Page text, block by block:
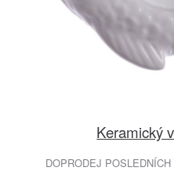
Keramický
DOPRODEJ